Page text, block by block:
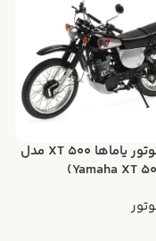
ماکت موتور یاماها XT 500 مدل